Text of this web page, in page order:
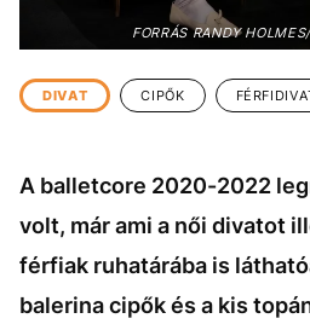
FORRÁS RANDY
DIVAT CIPŐK
A balletcore 2020-2022
volt, már ami a női divatot
férfiak ruhatárába is
balerina cipők és a kis